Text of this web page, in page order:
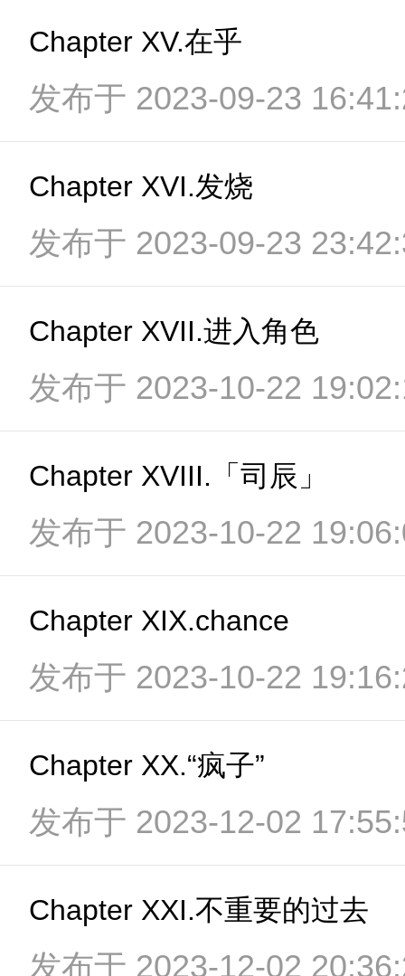
Chapter XV.在乎
发布于 2023-09-23
Chapter XVI.发烧
发布于 2023-09-23
Chapter XVII.进入角色
发布于 2023-10-22
Chapter XVIII.「司辰」
发布于 2023-10-22
Chapter XIX.chance
发布于 2023-10-22
Chapter XX.“疯子”
发布于 2023-12-02
Chapter XXI.不重要的过去
发布于 2023-12-02